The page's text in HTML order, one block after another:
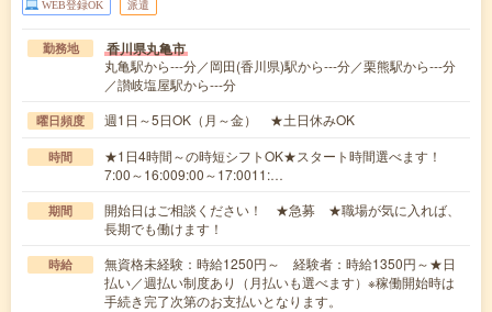
WEB登録OK 派遣
勤務地 香川県丸亀市
丸亀駅から---分／岡田(香川県)駅から---分／栗熊駅から---分
／讃岐塩屋駅から---分
曜日頻度 週1日～5日OK（月～金） ★土日休みOK
時間
★1日4時間～の時短シフトOK★スタート時間選べます！
7:00～16:009:00～17:0011:…
期間
開始日はご相談ください！ ★急募 ★職場が気に入れば、
長期でも働けます！
時給
無資格未経験：時給1250円～ 経験者：時給1350円～★日
払い／週払い制度あり（月払いも選べます）※稼働開始時は
手続き完了次第のお支払いとなります。